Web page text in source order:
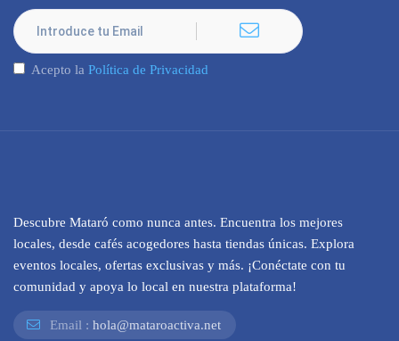
Acepto la Política de Privacidad
Descubre Mataró como nunca antes. Encuentra los mejores
locales, desde cafés acogedores hasta tiendas únicas. Explora
eventos locales, ofertas exclusivas y más. ¡Conéctate con tu
comunidad y apoya lo local en nuestra plataforma!
Email : hola@mataroactiva.net